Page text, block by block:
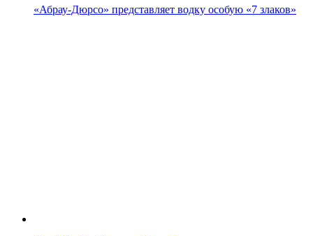
«Абрау-Дюрсо» представляет водку особую «7 злаков»